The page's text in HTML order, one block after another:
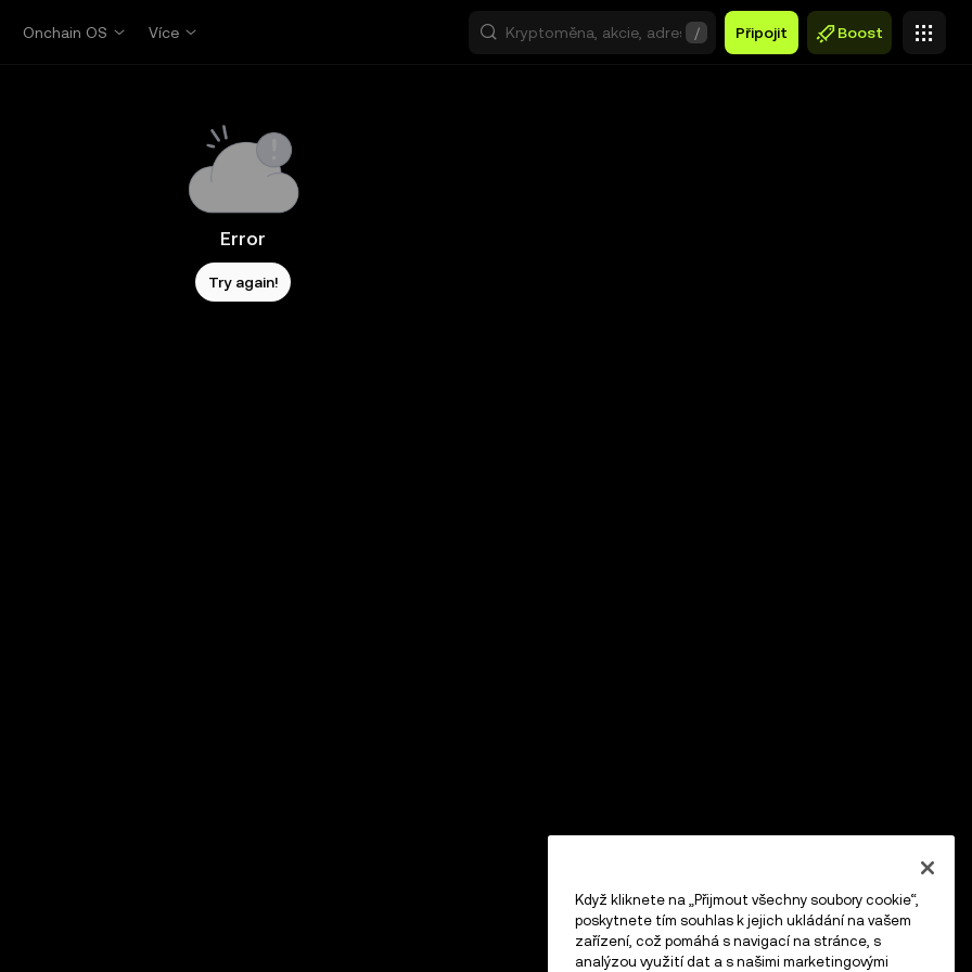
Onchain OS Více / Připojit Boost
Error
Try again!
Když kliknete na „Přijmout všechny soubory cookie“,
poskytnete tím souhlas k jejich ukládání na vašem
zařízení, což pomáhá s navigací na stránce, s
analýzou využití dat a s našimi marketingovými